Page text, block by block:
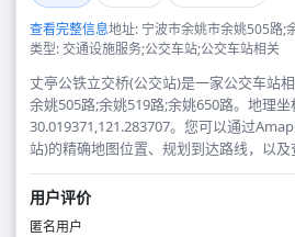
查看完整信息地址: 宁波市余姚市余姚505路;
类型: 交通设施服务;公交车站;公交车站相关
丈亭公铁立交桥(公交站)是一家公交车站
余姚505路;余姚519路;余姚650路。地理坐
30.019371,121.283707。您可以通过
站)的精确地图位置、规划到达路线，以及
用户评价
匿名用户